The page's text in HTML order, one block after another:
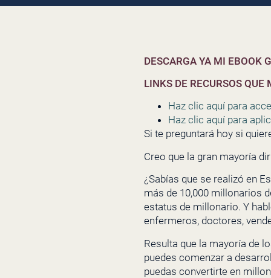
DESCARGA YA MI EBOOK
LINKS DE RECURSOS
Haz clic aquí para
Haz clic aquí para
Si te preguntará hoy si
Creo que la gran mayoría
¿Sabías que se realizó en
más de 10,000 millonarios
estatus de millonario. Y
enfermeros, doctores,
Resulta que la mayoría de
puedes comenzar a
puedas convertirte en